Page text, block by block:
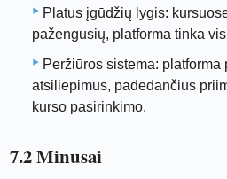
Platus įgūdžių lygis:
pažengusių, platforma tinka
Peržiūros sistema: platforma
atsiliepimus, padedančius
kurso pasirinkimo.
7.2 Minusai